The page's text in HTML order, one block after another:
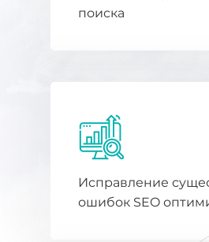
поиска
Исправление
ошибок SEO